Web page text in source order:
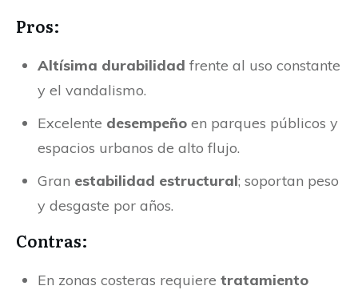
Pros:
Altísima durabilidad frente al uso constante
y el vandalismo.
Excelente desempeño en parques públicos y
espacios urbanos de alto flujo.
Gran estabilidad estructural; soportan peso
y desgaste por años.
Contras:
En zonas costeras requiere tratamiento